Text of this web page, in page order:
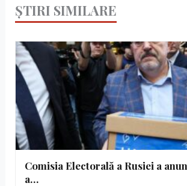
ȘTIRI SIMILARE
Comisia Electorală a Rusiei a
a…